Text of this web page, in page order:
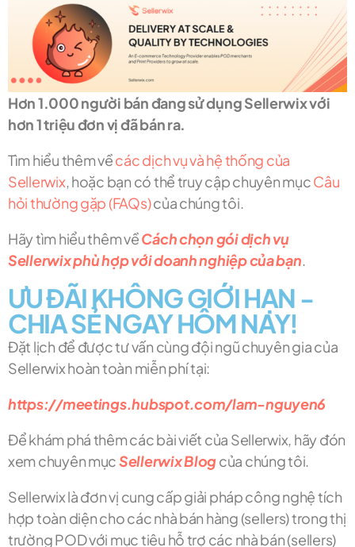
Hơn 1.000 người bán đang sử dụng Sellerwix với
hơn 1 triệu đơn vị đã bán ra.
Tìm hiểu thêm vềcác dịch vụ và hệ thống của
Sellerwix, hoặc bạn có thể truy cập chuyên mụcCâu
hỏi thường gặp (FAQs)của chúng tôi.
Hãy tìm hiểu thêm vềCách chọn gói dịch vụ
Sellerwix phù hợp với doanh nghiệp của bạn.
ƯU ĐÃI KHÔNG GIỚI HẠN -
CHIA SẺ NGAY HÔM NAY!
Đặt lịch để được tư vấn cùng đội ngũ chuyên gia của
Sellerwix hoàn toàn miễn phí tại:
https://meetings.hubspot.com/lam-nguyen6
Để khám phá thêm các bài viết của Sellerwix, hãy đón
xem chuyên mụcSellerwix Blogcủa chúng tôi.
Sellerwix là đơn vị cung cấp giải pháp công nghệ tích
hợp toàn diện cho các nhà bán hàng (sellers) trong thị
trường POD với mục tiêu hỗ trợ các nhà bán (sellers)